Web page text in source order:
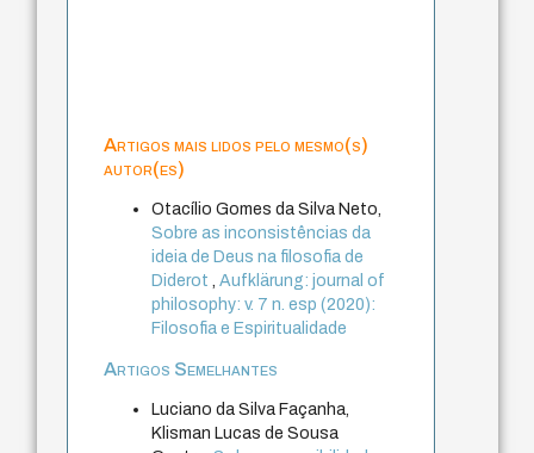
Artigos mais lidos pelo mesmo(s)
autor(es)
Otacílio Gomes da Silva Neto,
Sobre as inconsistências da
ideia de Deus na filosofia de
Diderot
,Aufklärung: journal of
philosophy: v. 7 n. esp (2020):
Filosofia e Espiritualidade
Artigos Semelhantes
Luciano da Silva Façanha,
Klisman Lucas de Sousa